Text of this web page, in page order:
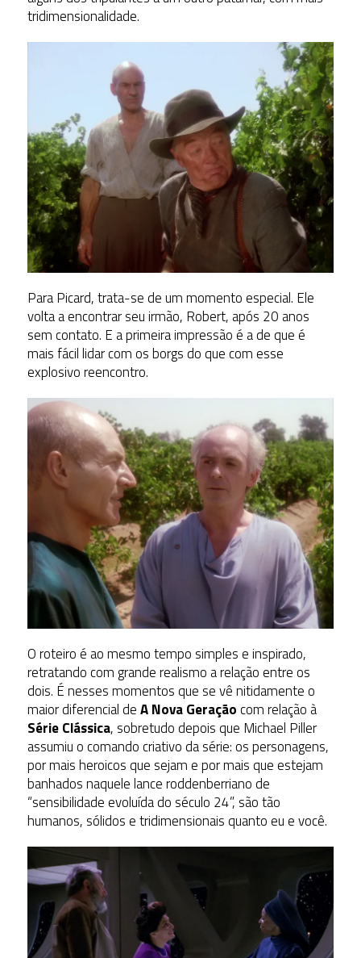
tridimensionalidade.
Para Picard, trata-se de um momento especial. Ele
volta a encontrar seu irmão, Robert, após 20 anos
sem contato. E a primeira impressão é a de que é
mais fácil lidar com os borgs do que com esse
explosivo reencontro.
O roteiro é ao mesmo tempo simples e inspirado,
retratando com grande realismo a relação entre os
dois. É nesses momentos que se vê nitidamente o
maior diferencial deA Nova Geraçãocom relação à
Série Clássica, sobretudo depois que Michael Piller
assumiu o comando criativo da série: os personagens,
por mais heroicos que sejam e por mais que estejam
banhados naquele lance roddenberriano de
“sensibilidade evoluída do século 24”, são tão
humanos, sólidos e tridimensionais quanto eu e você.